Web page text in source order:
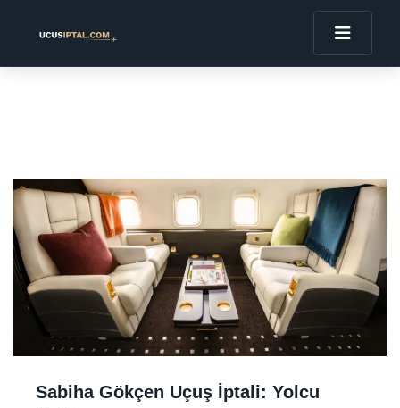
Sabiha Gökçen Uçuş İptali: Yolcu